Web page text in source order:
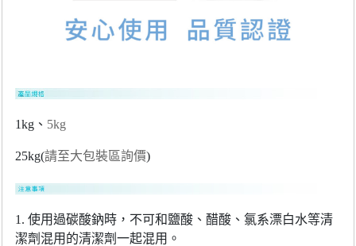
1kg、 5kg
25kg(請至大包裝區詢價)
1. 使用過碳酸鈉時，不可和鹽酸、醋酸、氯系漂白水等清
潔劑混用的清潔劑一起混用。